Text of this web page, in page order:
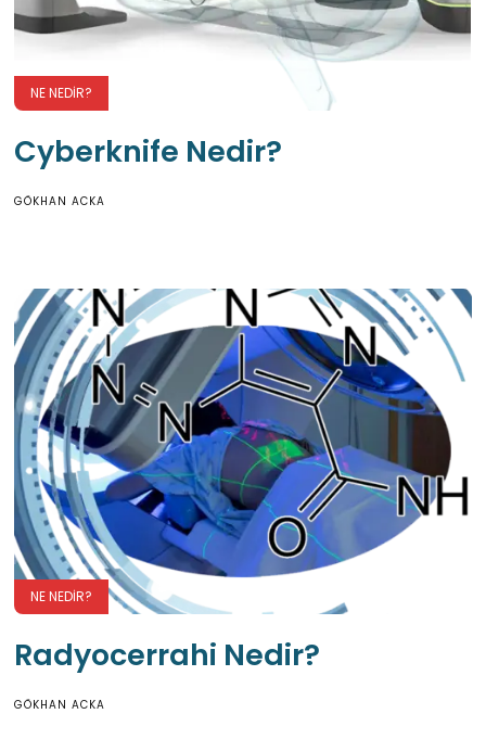
NE NEDIR?
Cyberknife Nedir?
GÖKHAN ACKA
NE NEDIR?
Radyocerrahi Nedir?
GÖKHAN ACKA